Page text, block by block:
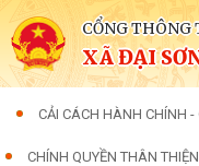
CỔNG THÔNG
XÃ ĐẠI
CẢI CÁCH HÀNH CHÍNH -
CHÍNH QUYỀN THÂN